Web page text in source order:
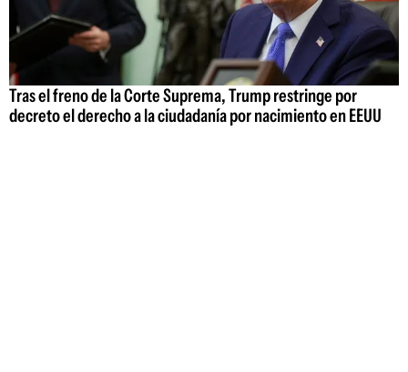
Tras el freno de la Corte Suprema, Trump restringe por
decreto el derecho a la ciudadanía por nacimiento en EEUU